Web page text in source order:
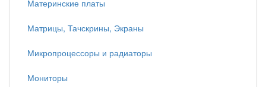
Материнские платы
Матрицы, Тачскрины, Экраны
Микропроцессоры и радиаторы
Мониторы